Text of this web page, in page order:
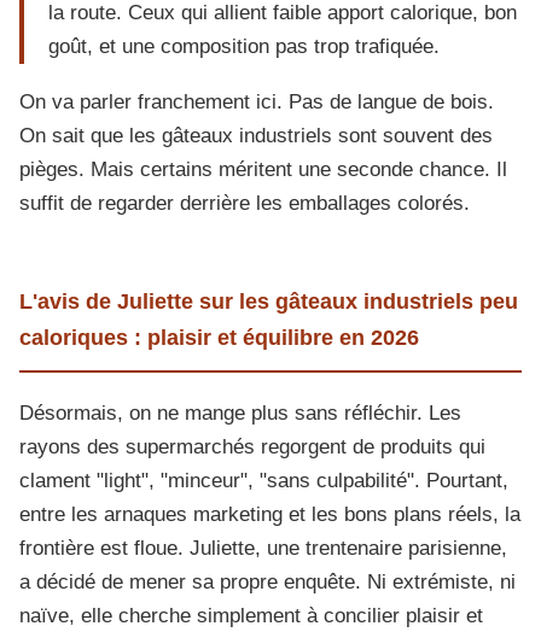
la route. Ceux qui allient faible apport calorique, bon
goût, et une composition pas trop trafiquée.
On va parler franchement ici. Pas de langue de bois.
On sait que les gâteaux industriels sont souvent des
pièges. Mais certains méritent une seconde chance. Il
suffit de regarder derrière les emballages colorés.
L'avis de Juliette sur les gâteaux industriels peu
caloriques : plaisir et équilibre en 2026
Désormais, on ne mange plus sans réfléchir. Les
rayons des supermarchés regorgent de produits qui
clament "light", "minceur", "sans culpabilité". Pourtant,
entre les arnaques marketing et les bons plans réels, la
frontière est floue. Juliette, une trentenaire parisienne,
a décidé de mener sa propre enquête. Ni extrémiste, ni
naïve, elle cherche simplement à concilier plaisir et